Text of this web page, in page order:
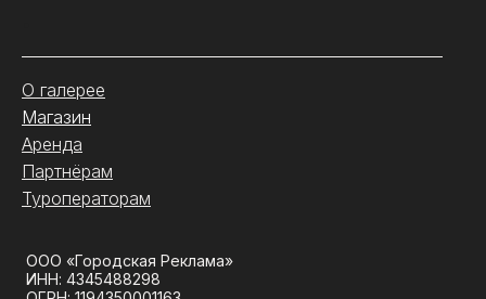
О галерее
Магазин
Аренда
Партнёрам
Туроператорам
ООО «Городская Реклама»
ИНН: 4345488298